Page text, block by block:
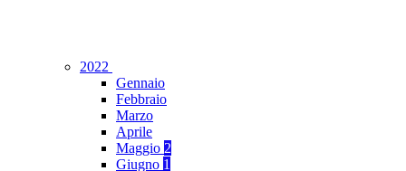
2022
Gennaio
Febbraio
Marzo
Aprile
Maggio 2
Giugno 1